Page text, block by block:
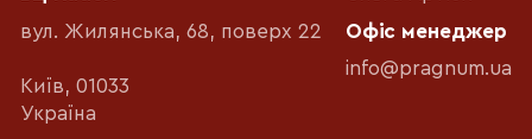
вул. Жилянська, 68, поверх 22
Київ, 01033
Україна
Офіс менеджер
info@pragnum.ua